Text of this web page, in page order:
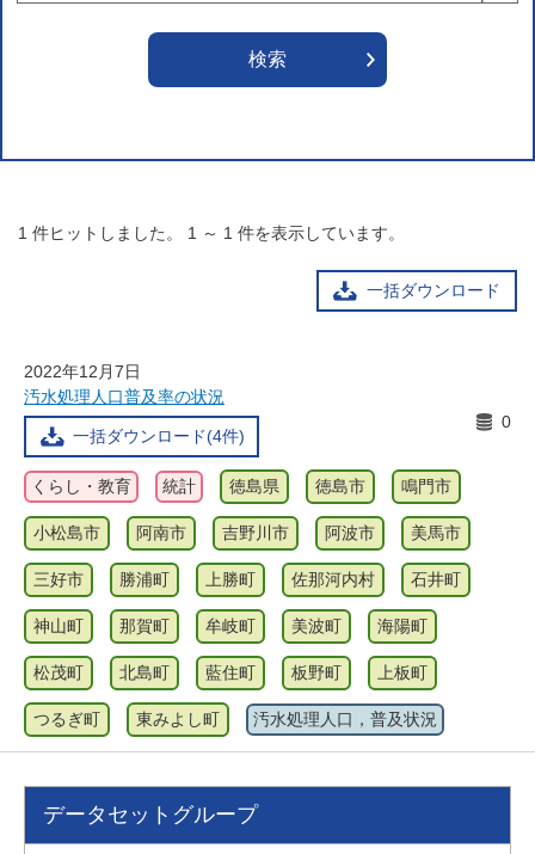
1 件ヒットしました。 1 ～ 1 件を表示しています。
一括ダウンロード
2022年12月7日
汚水処理人口普及率の状況
一括ダウンロード(4件)
0
くらし・教育 統計 徳島県 徳島市 鳴門市
小松島市 阿南市 吉野川市 阿波市 美馬市
三好市 勝浦町 上勝町 佐那河内村 石井町
神山町 那賀町 牟岐町 美波町 海陽町
松茂町 北島町 藍住町 板野町 上板町
つるぎ町 東みよし町 汚水処理人口，普及状況
データセットグループ